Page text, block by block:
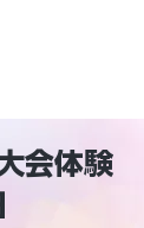
ーブル
会体験